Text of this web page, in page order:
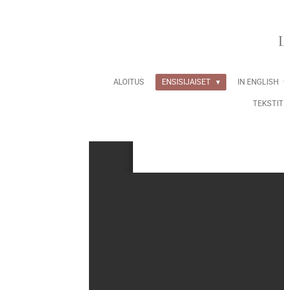
ALOITUS ENSISIJAISET IN ENGLISH